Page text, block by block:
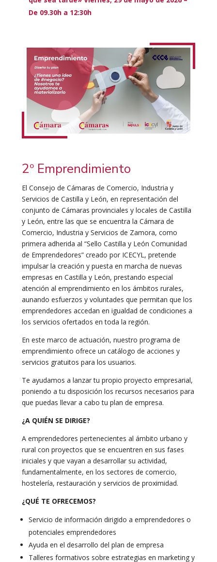
De 09.30h a 12:30h
2º Emprendimiento
El Consejo de Cámaras de Comercio, Industria y
Servicios de Castilla y León, en representación del
conjunto de Cámaras provinciales y locales de Castilla
y León, entre las que se encuentra la Cámara de
Comercio, Industria y Servicios de Zamora, como
primera adherida al “Sello Castilla y León Comunidad
de Emprendedores” creado por ICECYL, pretende
impulsar la creación y puesta en marcha de nuevas
empresas en Castilla y León, prestando especial
atención al emprendimiento en los ámbitos rurales,
aunando esfuerzos y voluntades que permitan que los
emprendedores accedan en igualdad de condiciones a
los servicios ofertados en toda la región.
En este marco de actuación, nuestro programa de
emprendimiento ofrece un catálogo de acciones y
servicios gratuitos para los usuarios.
Te ayudamos a lanzar tu propio proyecto empresarial,
poniendo a tu disposición los recursos necesarios para
que puedas llevar a cabo tu plan de empresa.
¿A QUIÉN SE DIRIGE?
A emprendedores pertenecientes al ámbito urbano y
rural con proyectos que se encuentren en sus fases
iniciales y que vayan a desarrollar su actividad,
fundamentalmente, en los sectores de comercio,
hostelería, restauración y servicios de proximidad.
¿QUÉ TE OFRECEMOS?
Servicio de información dirigido a emprendedores o
potenciales emprendedores
Ayuda en el desarrollo del plan de empresa
Talleres formativos sobre estrategias en marketing y